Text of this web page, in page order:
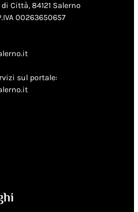
Città, 84121 Salerno
00263650657
sul portale: